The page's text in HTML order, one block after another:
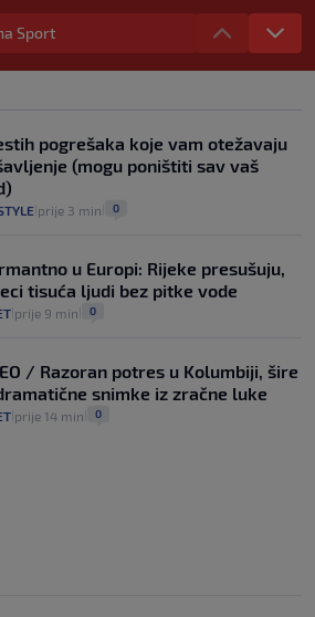
u Italiju može se i preko
Provjerili smo brodske linije i
2
košta deset eura: "Nećete ih
na akcijama u trgovinama"
3. kol.| 8
Sport
pogrešaka koje vam otežavaju
(mogu poništiti sav vaš
prije 3 min 0
u Europi: Rijeke presušuju,
tisuća ljudi bez pitke vode
prije 9 min 0
/ Razoran potres u Kolumbiji, šire
snimke iz zračne luke
prije 14 min 0